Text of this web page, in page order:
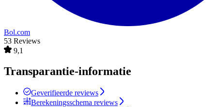
Bol.com
53 Reviews
9,1
Transparantie-informatie
Geverifieerde reviews
Berekeningsschema reviews